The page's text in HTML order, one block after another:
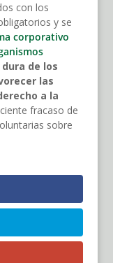
con los
y se
corporativo
de los
las
a la
fracaso de
sobre